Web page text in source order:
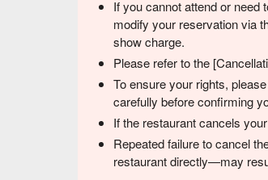
If you cannot attend or need
modify your reservation via
show charge.
Please refer to the
To ensure your rights,
carefully before confirming
If the restaurant cancels
Repeated failure to cancel
restaurant directly—may